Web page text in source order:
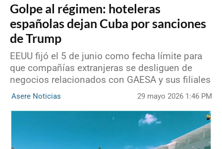
Golpe al régimen: hoteleras
españolas dejan Cuba por sanciones
de Trump
EEUU fijó el 5 de junio como fecha límite para
que compañías extranjeras se desliguen de
negocios relacionados con GAESA y sus filiales
Asere Noticias 29 mayo 2026 1:46 PM